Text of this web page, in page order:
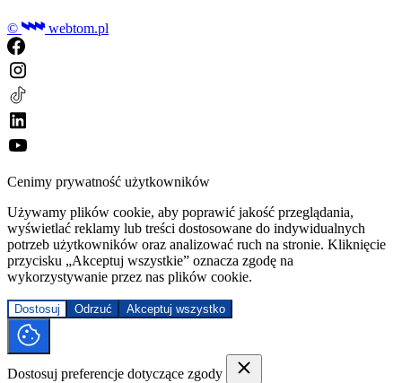
© webtom.pl
Cenimy prywatność użytkowników
Używamy plików cookie, aby poprawić jakość przeglądania,
wyświetlać reklamy lub treści dostosowane do indywidualnych
potrzeb użytkowników oraz analizować ruch na stronie. Kliknięcie
przycisku „Akceptuj wszystkie” oznacza zgodę na
wykorzystywanie przez nas plików cookie.
Dostosuj Odrzuć Akceptuj wszystko
Dostosuj preferencje dotyczące zgody